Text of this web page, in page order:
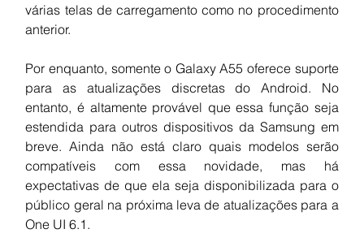
várias telas de carregamento como no procedimento
anterior.
Por enquanto, somente o Galaxy A55 oferece suporte
para as atualizações discretas do Android. No
entanto, é altamente provável que essa função seja
estendida para outros dispositivos da Samsung em
breve. Ainda não está claro quais modelos serão
compatíveis com essa novidade, mas há
expectativas de que ela seja disponibilizada para o
público geral na próxima leva de atualizações para a
One UI 6.1.